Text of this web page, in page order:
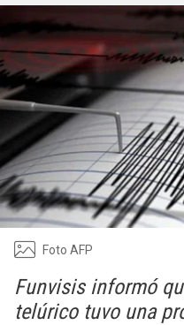
Foto AFP
Funvisis informó
telúrico tuvo una